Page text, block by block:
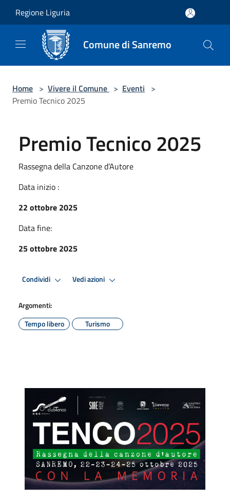
Regione Liguria
Comune di Sanremo
Home > Vivere il Comune > Eventi >
Premio Tecnico 2025
Premio Tecnico 2025
Rassegna della Canzone d’Autore
Data inizio :
22 ottobre 2025
Data fine:
25 ottobre 2025
Condividi Vedi azioni
Argomenti:
Tempo libero
Turismo